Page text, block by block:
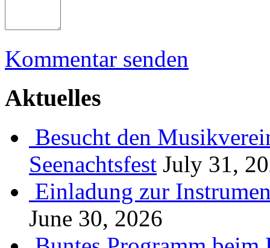
Kommentar senden
Aktuelles
Besucht den
Seenachtsfest July 31,
Einladung zur
June 30, 2026